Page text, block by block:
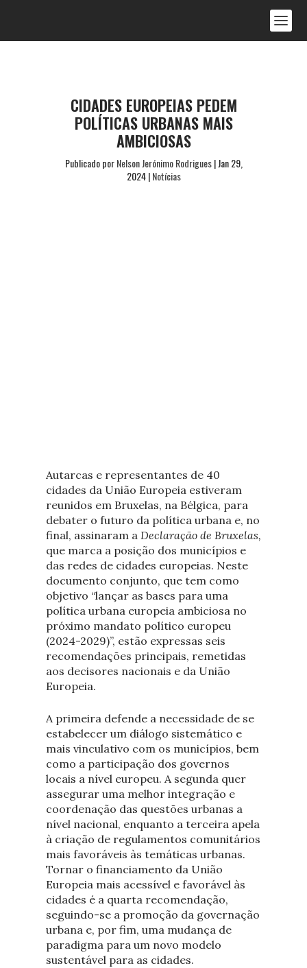
CIDADES EUROPEIAS PEDEM
POLÍTICAS URBANAS MAIS
AMBICIOSAS
Publicado porNelson Jerónimo Rodrigues|Jan 29,
2024|Notícias
Autarcas e representantes de 40
cidades da União Europeia estiveram
reunidos em Bruxelas, na Bélgica, para
debater o futuro da política urbana e, no
final, assinaram a Declaração de Bruxelas,
que marca a posição dos municípios e
das redes de cidades europeias. Neste
documento conjunto, que tem como
objetivo “lançar as bases para uma
política urbana europeia ambiciosa no
próximo mandato político europeu
(2024-2029)”, estão expressas seis
recomendações principais, remetidas
aos decisores nacionais e da União
Europeia.
A primeira defende a necessidade de se
estabelecer um diálogo sistemático e
mais vinculativo com os municípios, bem
como a participação dos governos
locais a nível europeu. A segunda quer
assegurar uma melhor integração e
coordenação das questões urbanas a
nível nacional, enquanto a terceira apela
à criação de regulamentos comunitários
mais favoráveis às temáticas urbanas.
Tornar o financiamento da União
Europeia mais acessível e favorável às
cidades é a quarta recomendação,
seguindo-se a promoção da governação
urbana e, por fim, uma mudança de
paradigma para um novo modelo
sustentável para as cidades.